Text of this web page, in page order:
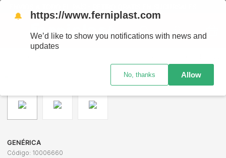
GENÉRICA
Código: 10006660
🔔 https://www.ferniplast.com
We’d like to show you notifications with news and
updates
No, thanks Allow